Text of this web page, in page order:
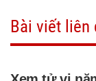
Bài viết liên